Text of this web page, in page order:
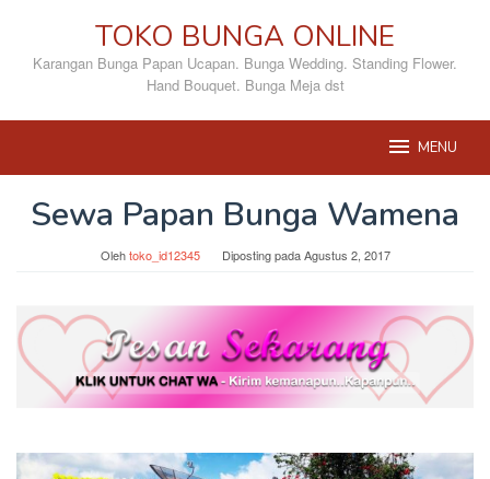
konten
TOKO BUNGA ONLINE
Karangan Bunga Papan Ucapan. Bunga Wedding. Standing Flower.
Hand Bouquet. Bunga Meja dst
MENU
Sewa Papan Bunga Wamena
Olehtoko_id12345 Diposting padaAgustus 2, 2017